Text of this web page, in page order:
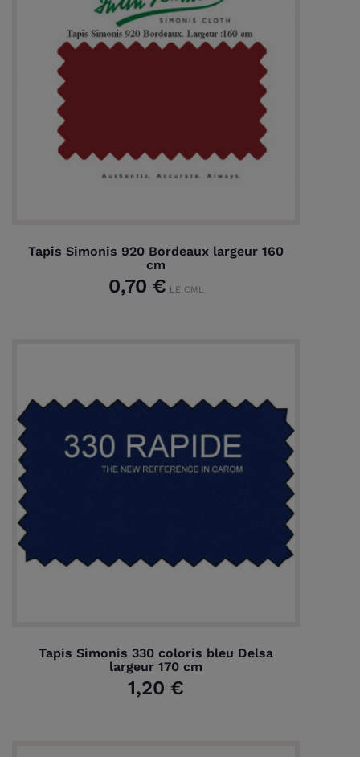
Tapis Simonis 920 Bordeaux largeur 160
cm
0,70 € LE CML
Tapis Simonis 330 coloris bleu Delsa
largeur 170 cm
1,20 €